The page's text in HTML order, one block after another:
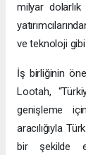
milyar dolarlık
ve teknoloji gibi
İş birliğinin
Lootah,
genişleme
aracılığıyla
bir şekilde